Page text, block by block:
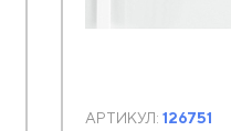
АРТИКУЛ: 126751